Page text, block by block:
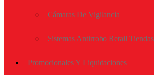
Cámaras De Vigilancia
Sistemas Antirrobo Retail Tiendas
Promocionales Y Liquidaciones